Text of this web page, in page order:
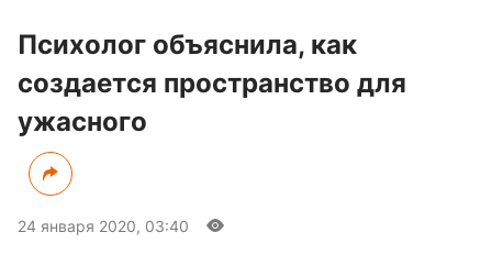
Психолог объяснила, как
создается пространство для
ужасного
24 января 2020, 03:40